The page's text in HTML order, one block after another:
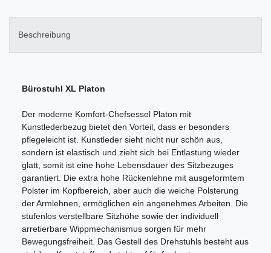
Beschreibung
Bürostuhl XL Platon
Der moderne Komfort-Chefsessel Platon mit
Kunstlederbezug bietet den Vorteil, dass er besonders
pflegeleicht ist. Kunstleder sieht nicht nur schön aus,
sondern ist elastisch und zieht sich bei Entlastung wieder
glatt, somit ist eine hohe Lebensdauer des Sitzbezuges
garantiert. Die extra hohe Rückenlehne mit ausgeformtem
Polster im Kopfbereich, aber auch die weiche Polsterung
der Armlehnen, ermöglichen ein angenehmes Arbeiten. Die
stufenlos verstellbare Sitzhöhe sowie der individuell
arretierbare Wippmechanismus sorgen für mehr
Bewegungsfreiheit. Das Gestell des Drehstuhls besteht aus